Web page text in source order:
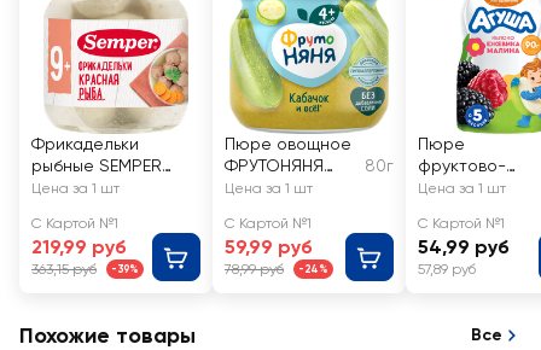
Фрикадельки
рыбные SEMPER
Красная рыба, с 9
Цена за 1 шт
С Картой №1
219,99 руб
363,15 руб -39%
Пюре овощное
ФРУТОНЯНЯ
Кабачок, с 4
80г
Цена за 1 шт
С Картой №1
59,99 руб
78,99 руб -24%
Пюре
фруктово-
ягодное
Яблоко,
малина, с 5
месяцев
Цена за 1 шт
С Картой №1
54,99 руб
57,89 руб
Похожие товары Все